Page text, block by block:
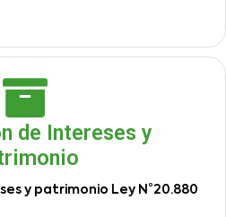
de Intereses y
y patrimonio Ley N°20.880